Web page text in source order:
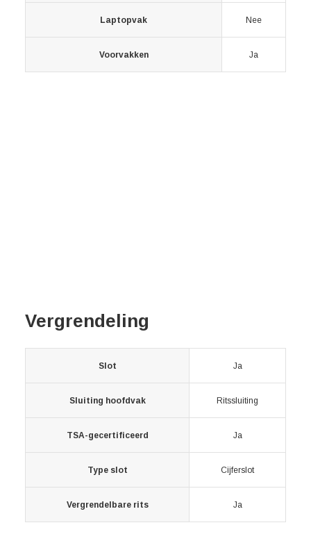
Laptopvak Nee
Voorvakken Ja
Vergrendeling
Slot Ja
Sluiting hoofdvak Ritssluiting
TSA-gecertificeerd Ja
Type slot Cijferslot
Vergrendelbare rits Ja